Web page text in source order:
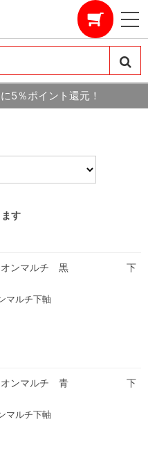
5％ポイント還元！
す
－オンマルチ 黒 下
マルチ下軸
－オンマルチ 青 下
マルチ下軸